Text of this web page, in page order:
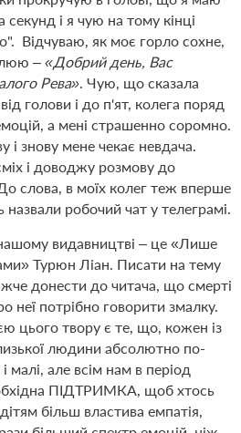
і я чую на тому кінці
Відчуваю, як моє горло сохне,
– «Добрий день, Вас
Рева» . Чую, що сказала
голови і до п'ят, колега поряд
а мені страшенно соромно.
знову мене чекає невдача.
і доводжу розмову до
слова, в моїх колег теж вперше
назвали робочий чат у телеграмі.
видавництві – це «Лише
Турюн Ліан. Писати на тему
донести до читача, що смерті
неї потрібно говорити змалку.
цього твору є те, що, кожен із
людини абсолютно по-
малі, але всім нам в період
ПІДТРИМКА, щоб хтось
більш властива емпатія,